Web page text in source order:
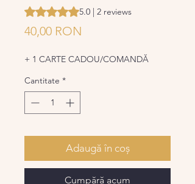
Rating is 5.0 out of five stars based on 2
5.0 | 2 reviews
40,00 RON
+ 1 CARTE CADOU/COMANDĂ
Cantitate *
Adaugă în coș
Cumpără acum